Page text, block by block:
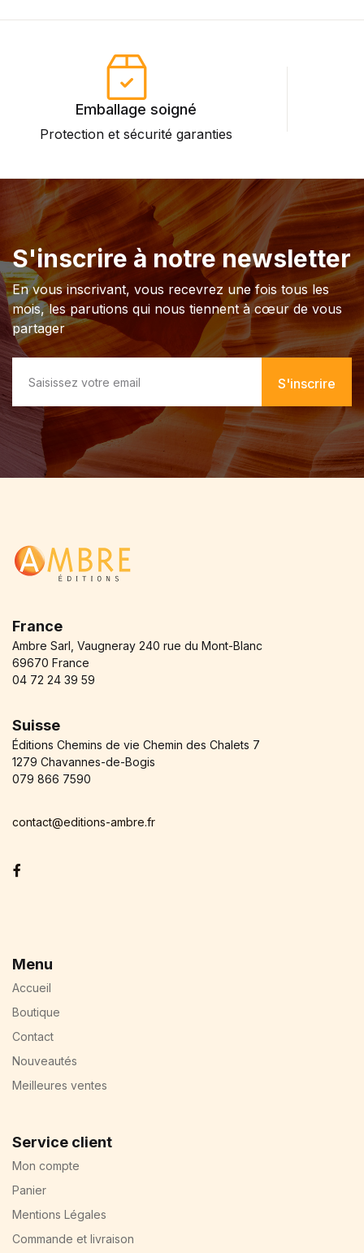
Emballage soigné
Protection et sécurité garanties
S'inscrire à notre newsletter
En vous inscrivant, vous recevrez une fois tous les
mois, les parutions qui nous tiennent à cœur de vous
partager
a
i
S'inscrire
France
Ambre Sarl, Vaugneray 240 rue du Mont-Blanc
69670 France
04 72 24 39 59
Suisse
Éditions Chemins de vie Chemin des Chalets 7
1279 Chavannes-de-Bogis
079 866 7590
contact@editions-ambre.fr
Menu
Accueil
Boutique
Contact
Nouveautés
Meilleures ventes
Service client
Mon compte
Panier
Mentions Légales
Commande et livraison